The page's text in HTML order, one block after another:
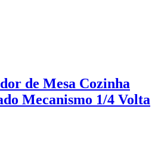
de Mesa Cozinha
Mecanismo 1/4 Volta